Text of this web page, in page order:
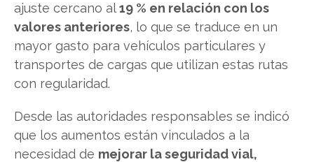
ajuste cercano al19 % en relación con los
valores anteriores, lo que se traduce en un
mayor gasto para vehículos particulares y
transportes de cargas que utilizan estas rutas
con regularidad.
Desde las autoridades responsables se indicó
que los aumentos están vinculados a la
necesidad de mejorar la seguridad vial,